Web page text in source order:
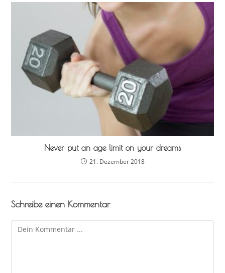
Never put an age limit on your dreams
21. Dezember 2018
Schreibe einen Kommentar